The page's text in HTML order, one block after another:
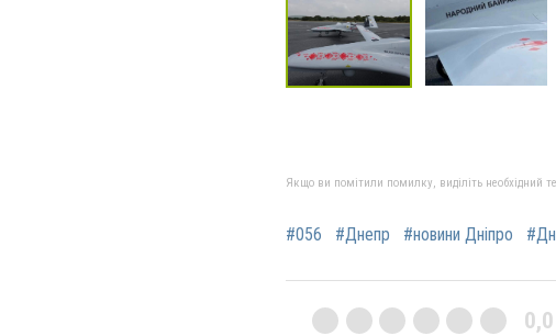
Якщо ви помітили помилку, виділіть необхідний
#056 #Днепр #новини Дніпро
0,0